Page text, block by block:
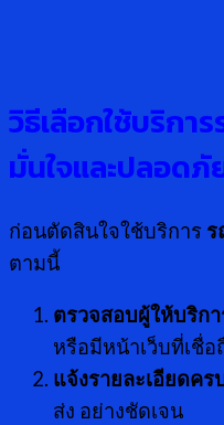
วิธีเลือกใช้บริกา
มั่นใจและปลอดภั
ก่อนตัดสินใจใช้บริการ ร
ตามนี้
ตรวจสอบผู้ให้บริกา
หรือมีหน้าเว็บที่เชื่อ
แจ้งรายละเอียดคร
ส่ง อย่างชัดเจน